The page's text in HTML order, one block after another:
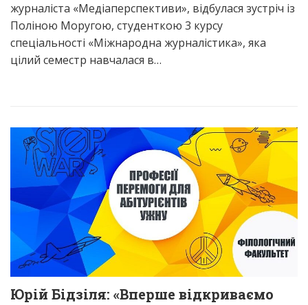
журналіста «Медіаперспективи», відбулася зустріч із
Поліною Моругою, студенткою 3 курсу
спеціальності «Міжнародна журналістика», яка
цілий семестр навчалася в…
Юрій Бідзіля: «Вперше відкриваємо